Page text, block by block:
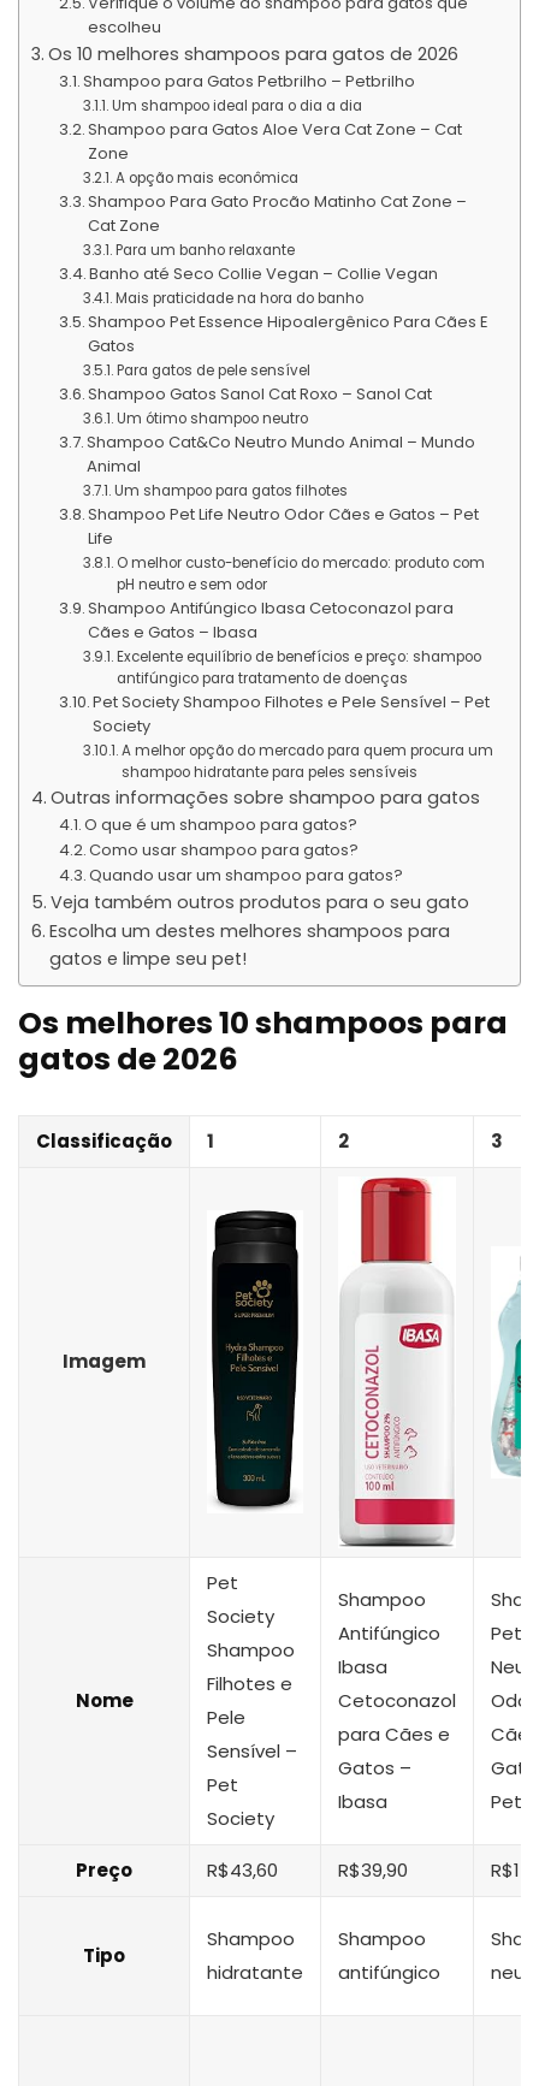
escolheu
Os 10 melhores shampoos para gatos de 2026
Shampoo para Gatos Petbrilho – Petbrilho
Um shampoo ideal para o dia a dia
Shampoo para Gatos Aloe Vera Cat Zone – Cat
Zone
A opção mais econômica
Shampoo Para Gato Procão Matinho Cat Zone –
Cat Zone
Para um banho relaxante
Banho até Seco Collie Vegan – Collie Vegan
Mais praticidade na hora do banho
Shampoo Pet Essence Hipoalergênico Para Cães E
Gatos
Para gatos de pele sensível
Shampoo Gatos Sanol Cat Roxo – Sanol Cat
Um ótimo shampoo neutro
Shampoo Cat&Co Neutro Mundo Animal – Mundo
Animal
Um shampoo para gatos filhotes
Shampoo Pet Life Neutro Odor Cães e Gatos – Pet
Life
O melhor custo-benefício do mercado: produto com
pH neutro e sem odor
Shampoo Antifúngico Ibasa Cetoconazol para
Cães e Gatos – Ibasa
Excelente equilíbrio de benefícios e preço: shampoo
antifúngico para tratamento de doenças
Pet Society Shampoo Filhotes e Pele Sensível – Pet
Society
A melhor opção do mercado para quem procura um
shampoo hidratante para peles sensíveis
Outras informações sobre shampoo para gatos
O que é um shampoo para gatos?
Como usar shampoo para gatos?
Quando usar um shampoo para gatos?
Veja também outros produtos para o seu gato
Escolha um destes melhores shampoos para
gatos e limpe seu pet!
Os melhores 10 shampoos para
gatos de 2026
Classificação 1 2 3
Imagem
Nome
Pet
Society
Shampoo
Filhotes e
Pele
Sensível –
Pet
Society
Shampoo
Antifúngico
Ibasa
Cetoconazol
para Cães e
Gatos –
Ibasa
Pet
Odor
Pet
Preço R$43,60 R$39,90
Tipo
Shampoo
hidratante
Shampoo
antifúngico